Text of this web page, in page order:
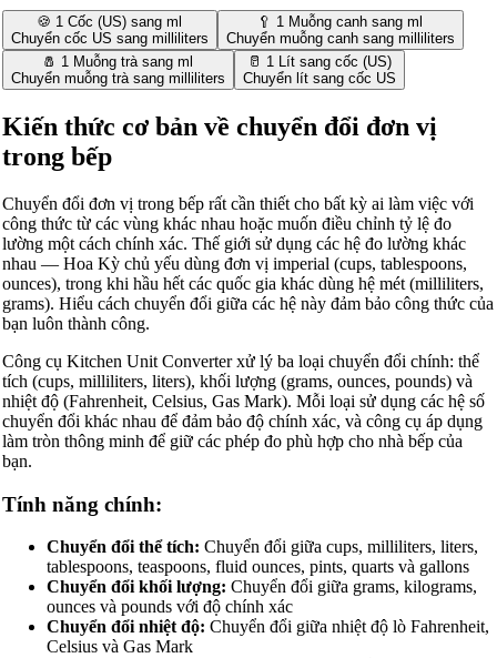
🍪 1 Cốc (US) sang ml
Chuyển cốc US sang milliliters
🥄 1 Muỗng canh sang ml
Chuyển muỗng canh sang milliliters
🧂 1 Muỗng trà sang ml
Chuyển muỗng trà sang milliliters
🥛 1 Lít sang cốc (US)
Chuyển lít sang cốc US
Kiến thức cơ bản về chuyển đổi đơn vị
trong bếp
Chuyển đổi đơn vị trong bếp rất cần thiết cho bất kỳ ai làm việc với
công thức từ các vùng khác nhau hoặc muốn điều chỉnh tỷ lệ đo
lường một cách chính xác. Thế giới sử dụng các hệ đo lường khác
nhau — Hoa Kỳ chủ yếu dùng đơn vị imperial (cups, tablespoons,
ounces), trong khi hầu hết các quốc gia khác dùng hệ mét (milliliters,
grams). Hiểu cách chuyển đổi giữa các hệ này đảm bảo công thức của
bạn luôn thành công.
Công cụ Kitchen Unit Converter xử lý ba loại chuyển đổi chính: thể
tích (cups, milliliters, liters), khối lượng (grams, ounces, pounds) và
nhiệt độ (Fahrenheit, Celsius, Gas Mark). Mỗi loại sử dụng các hệ số
chuyển đổi khác nhau để đảm bảo độ chính xác, và công cụ áp dụng
làm tròn thông minh để giữ các phép đo phù hợp cho nhà bếp của
bạn.
Tính năng chính:
Chuyển đổi thể tích: Chuyển đổi giữa cups, milliliters, liters,
tablespoons, teaspoons, fluid ounces, pints, quarts và gallons
Chuyển đổi khối lượng: Chuyển đổi giữa grams, kilograms,
ounces và pounds với độ chính xác
Chuyển đổi nhiệt độ: Chuyển đổi giữa nhiệt độ lò Fahrenheit,
Celsius và Gas Mark